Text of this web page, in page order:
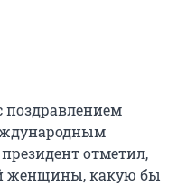
отметил,
женщины, какую бы